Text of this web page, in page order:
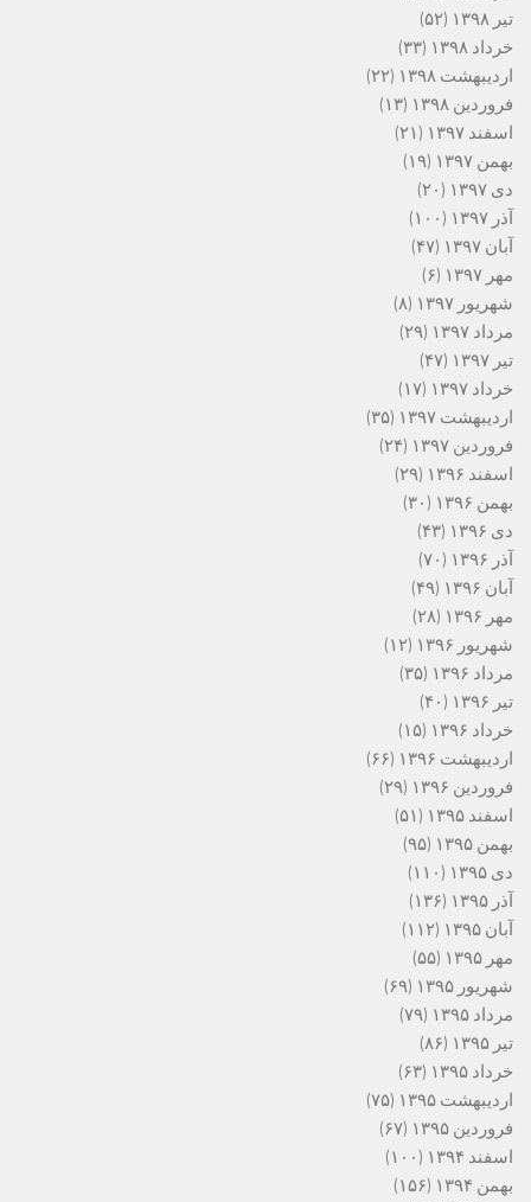
تیر ۱۳۹۸
(۵۲)
خرداد ۱۳۹۸
(۳۳)
اردیبهشت ۱۳۹۸
(۲۲)
فروردین ۱۳۹۸
(۱۳)
اسفند ۱۳۹۷
(۲۱)
بهمن ۱۳۹۷
(۱۹)
دی ۱۳۹۷
(۲۰)
آذر ۱۳۹۷
(۱۰۰)
آبان ۱۳۹۷
(۴۷)
مهر ۱۳۹۷
(۶)
شهریور ۱۳۹۷
(۸)
مرداد ۱۳۹۷
(۲۹)
تیر ۱۳۹۷
(۴۷)
خرداد ۱۳۹۷
(۱۷)
اردیبهشت ۱۳۹۷
(۳۵)
فروردین ۱۳۹۷
(۲۴)
اسفند ۱۳۹۶
(۲۹)
بهمن ۱۳۹۶
(۳۰)
دی ۱۳۹۶
(۴۳)
آذر ۱۳۹۶
(۷۰)
آبان ۱۳۹۶
(۴۹)
مهر ۱۳۹۶
(۲۸)
شهریور ۱۳۹۶
(۱۲)
مرداد ۱۳۹۶
(۳۵)
تیر ۱۳۹۶
(۴۰)
خرداد ۱۳۹۶
(۱۵)
اردیبهشت ۱۳۹۶
(۶۶)
فروردین ۱۳۹۶
(۲۹)
اسفند ۱۳۹۵
(۵۱)
بهمن ۱۳۹۵
(۹۵)
دی ۱۳۹۵
(۱۱۰)
آذر ۱۳۹۵
(۱۳۶)
آبان ۱۳۹۵
(۱۱۲)
مهر ۱۳۹۵
(۵۵)
شهریور ۱۳۹۵
(۶۹)
مرداد ۱۳۹۵
(۷۹)
تیر ۱۳۹۵
(۸۶)
خرداد ۱۳۹۵
(۶۳)
اردیبهشت ۱۳۹۵
(۷۵)
فروردین ۱۳۹۵
(۶۷)
اسفند ۱۳۹۴
(۱۰۰)
بهمن ۱۳۹۴
(۱۵۶)